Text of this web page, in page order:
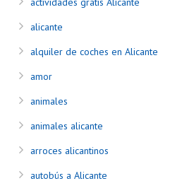
alicante
alquiler de coches en Alicante
amor
animales
animales alicante
arroces alicantinos
autobús a Alicante